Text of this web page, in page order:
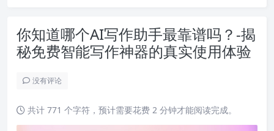
你知道哪个AI写作助手最靠谱吗？-揭
秘免费智能写作神器的真实使用体验
没有评论
共计 771 个字符，预计需要花费 2 分钟才能阅读完成。